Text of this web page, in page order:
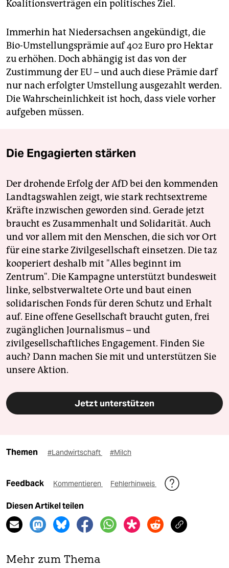
Koalitionsverträgen ein politisches Ziel.
Immerhin hat Niedersachsen angekündigt, die
Bio-Umstellungsprämie auf 402 Euro pro Hektar
zu erhöhen. Doch abhängig ist das von der
Zustimmung der EU – und auch diese Prämie darf
nur nach erfolgter Umstellung ausgezahlt werden.
Die Wahrscheinlichkeit ist hoch, dass viele vorher
aufgeben müssen.
Die Engagierten stärken
Der drohende Erfolg der AfD bei den kommenden
Landtagswahlen zeigt, wie stark rechtsextreme
Kräfte inzwischen geworden sind. Gerade jetzt
braucht es Zusammenhalt und Solidarität. Auch
und vor allem mit den Menschen, die sich vor Ort
für eine starke Zivilgesellschaft einsetzen. Die taz
kooperiert deshalb mit "Alles beginnt im
Zentrum". Die Kampagne unterstützt bundesweit
linke, selbstverwaltete Orte und baut einen
solidarischen Fonds für deren Schutz und Erhalt
auf. Eine offene Gesellschaft braucht guten, frei
zugänglichen Journalismus – und
zivilgesellschaftliches Engagement. Finden Sie
auch? Dann machen Sie mit und unterstützen Sie
unsere Aktion.
Jetzt unterstützen
Themen #Landwirtschaft #Milch
Feedback Kommentieren Fehlerhinweis
Diesen Artikel teilen
Mehr zum Thema